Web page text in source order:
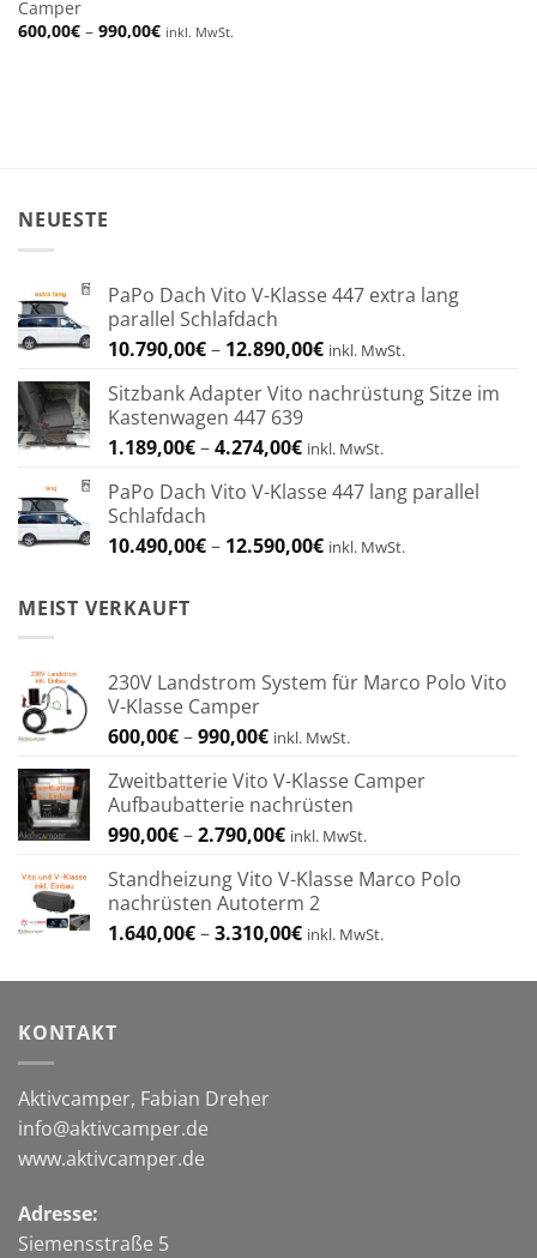
Camper
600,00€ – 990,00€Preisspanne:
600,00€
inkl. MwSt.
NEUESTE
PaPo Dach Vito V-Klasse 447 extra lang
parallel Schlafdach
10.790,00€– 12.890,00€Preisspanne:
bis
inkl. MwSt.
Sitzbank Adapter Vito nachrüstung Sitze im
Kastenwagen 447 639
1.189,00€–4.274,00€Preisspanne:
bis
inkl. MwSt.
PaPo Dach Vito V-Klasse 447 lang parallel
Schlafdach
10.490,00€– 12.590,00€Preisspanne:
inkl. MwSt.
MEIST VERKAUFT
230V Landstrom System für Marco Polo Vito
V-Klasse Camper
600,00€–990,00€Preisspanne:
bis
990,00€
inkl. MwSt.
Zweitbatterie Vito V-Klasse Camper
Aufbaubatterie nachrüsten
990,00€–2.790,00€Preisspanne:
bis
2.790,00€
inkl. MwSt.
Standheizung Vito V-Klasse Marco Polo
nachrüsten Autoterm 2
1.640,00€–3.310,00€Preisspanne:
bis
inkl. MwSt.
KONTAKT
Aktivcamper, Fabian Dreher
info@aktivcamper.de
www.aktivcamper.de
Adresse:
Siemensstraße 5